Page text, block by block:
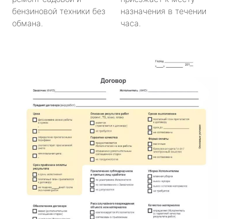
бензиновой техники без
обмана.
назначения в течении
часа.